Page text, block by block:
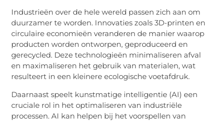
Industrieën over de hele wereld passen zich aan om
duurzamer te worden. Innovaties zoals 3D-printen en
circulaire economieën veranderen de manier waarop
producten worden ontworpen, geproduceerd en
gerecycled. Deze technologieën minimaliseren afval
en maximaliseren het gebruik van materialen, wat
resulteert in een kleinere ecologische voetafdruk.
Daarnaast speelt kunstmatige intelligentie (AI) een
cruciale rol in het optimaliseren van industriële
processen. AI kan helpen bij het voorspellen van